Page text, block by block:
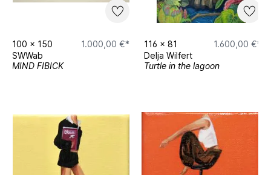
100 x 150
1.000,00 €*
SWWab
MIND FIBICK
116 x 81
1.600,00 €*
Delja Wilfert
Turtle in the lagoon